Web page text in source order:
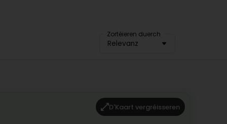
Zortéieren duerch
Relevanz
D'Kaart vergréisseren